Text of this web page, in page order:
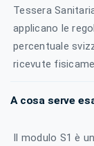
Tessera
applicano le
percentuale
ricevute
A cosa serve
Il modulo S1 è